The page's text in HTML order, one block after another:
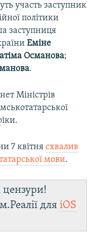
участь заступник
політики
заступниця
Еміне
Османова;
.
Міністрів
7 квітня схвалив
мови.
цензури!
для iOS